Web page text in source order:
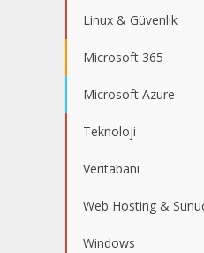
Linux & Güvenlik
Microsoft 365
Microsoft Azure
Teknoloji
Veritabanı
Web Hosting &
Windows